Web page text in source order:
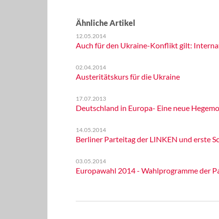
Ähnliche Artikel
12.05.2014
Auch für den Ukraine-Konflikt gilt:
02.04.2014
Austeritätskurs für die Ukraine
17.07.2013
Deutschland in Europa- Eine neue
14.05.2014
Berliner Parteitag der LINKEN und erste
03.05.2014
Europawahl 2014 - Wahlprogramme der